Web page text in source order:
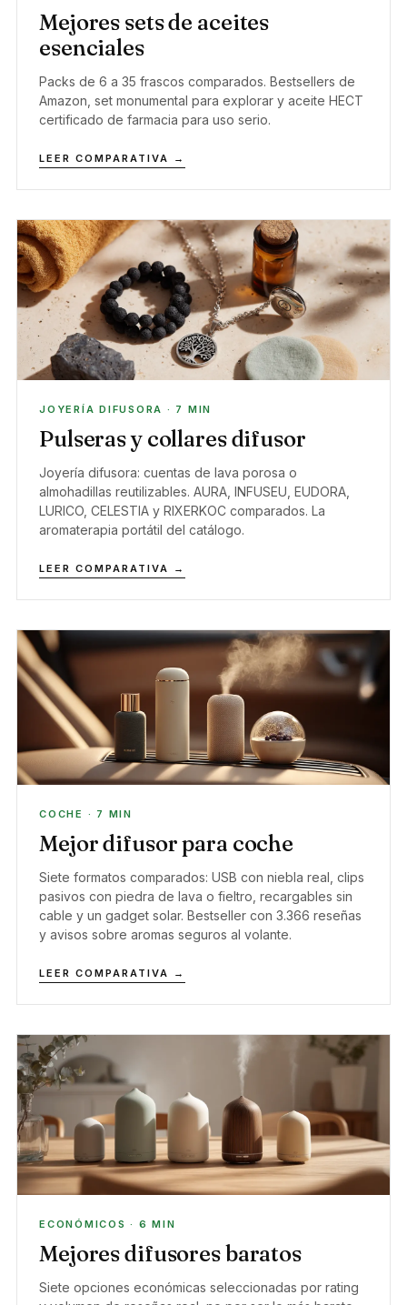
Mejores sets de aceites
esenciales
Packs de 6 a 35 frascos comparados. Bestsellers de
Amazon, set monumental para explorar y aceite HECT
certificado de farmacia para uso serio.
LEER COMPARATIVA →
JOYERÍA DIFUSORA · 7 MIN
Pulseras y collares difusor
Joyería difusora: cuentas de lava porosa o
almohadillas reutilizables. AURA, INFUSEU, EUDORA,
LURICO, CELESTIA y RIXERKOC comparados. La
aromaterapia portátil del catálogo.
LEER COMPARATIVA →
COCHE · 7 MIN
Mejor difusor para coche
Siete formatos comparados: USB con niebla real, clips
pasivos con piedra de lava o fieltro, recargables sin
cable y un gadget solar. Bestseller con 3.366 reseñas
y avisos sobre aromas seguros al volante.
LEER COMPARATIVA →
ECONÓMICOS · 6 MIN
Mejores difusores baratos
Siete opciones económicas seleccionadas por rating